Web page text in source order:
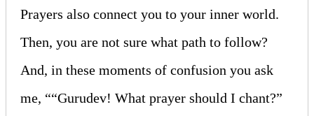
Prayers also connect you to your inner world.
Then, you are not sure what path to follow?
And, in these moments of confusion you ask
me, ““Gurudev! What prayer should I chant?”